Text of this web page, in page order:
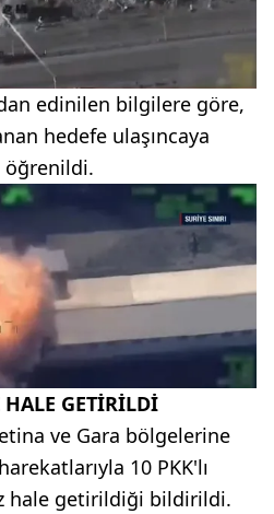
edinilen bilgilere göre,
hedefe ulaşıncaya
öğrenildi.
HALE GETİRİLDİ
ve Gara bölgelerine
10 PKK'lı
hale getirildiği bildirildi.